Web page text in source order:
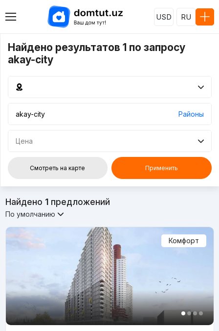
USD RU
Найдено результатов 1 по запросу
akay-city
Районы
Цена
Смотреть на карте Применить
Найдено 1предложений
По умолчанию
Комфорт